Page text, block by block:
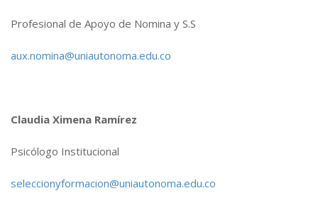
Profesional de Apoyo de Nomina y S.S
aux.nomina@uniautonoma.edu.co
Claudia Ximena Ramírez
Psicólogo Institucional
seleccionyformacion@uniautonoma.edu.co